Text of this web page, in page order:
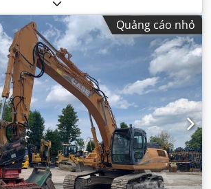
Quảng cáo nhỏ